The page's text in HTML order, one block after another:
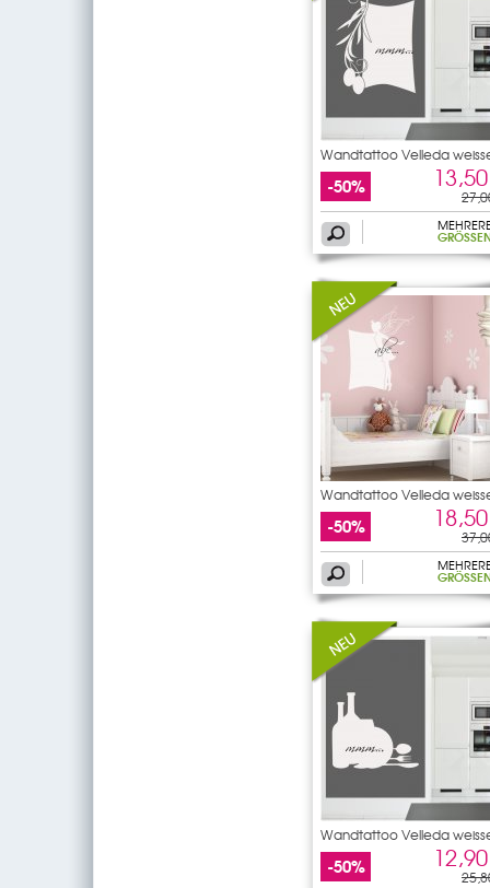
Wandtattoo Velleda
-50%
GRÖSSEN
Wandtattoo Velleda
-50%
GRÖSSEN
Wandtattoo Velleda
-50%